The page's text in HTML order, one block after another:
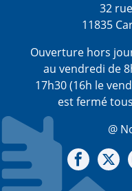
32
11835
Ouverture hors
au vendredi de
17h30 (16h le
est fermé
@
Notre